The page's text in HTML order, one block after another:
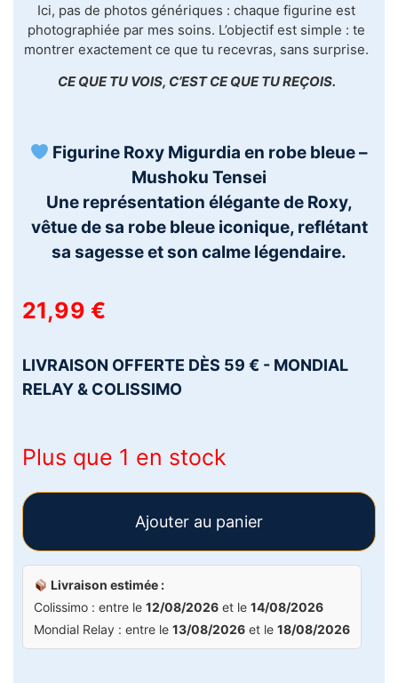
Ici, pas de photos génériques : chaque figurine est
photographiée par mes soins. L’objectif est simple : te
montrer exactement ce que tu recevras, sans surprise.
CE QUE TU VOIS, C’EST CE QUE TU REÇOIS.
Figurine Roxy Migurdia en robe bleue –
Mushoku Tensei
Une représentation élégante de Roxy,
vêtue de sa robe bleue iconique, reflétant
sa sagesse et son calme légendaire.
21,99€
LIVRAISON OFFERTE DÈS 59 € - MONDIAL
RELAY & COLISSIMO
Plus que 1 en stock
Ajouter au panier
Livraison estimée :
Colissimo : entre le 12/08/2026 et le 14/08/2026
Mondial Relay : entre le 13/08/2026 et le 18/08/2026